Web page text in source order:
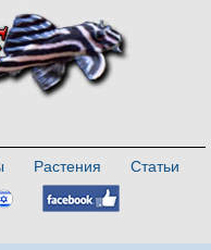
Растения
Статьи